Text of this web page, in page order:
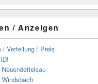
/ Anzeigen
/ Verteilung / Preis